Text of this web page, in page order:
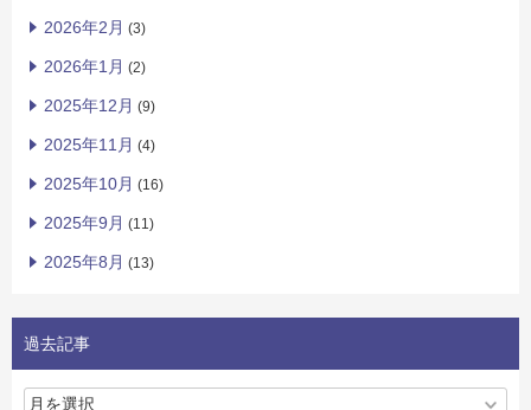
2026年2月 (3)
2026年1月 (2)
2025年12月 (9)
2025年11月 (4)
2025年10月 (16)
2025年9月 (11)
2025年8月 (13)
過去記事